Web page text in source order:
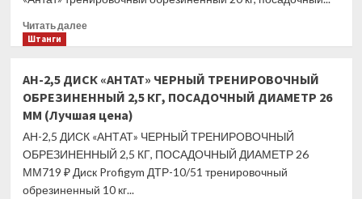
ПОСАДОЧНЫЙ
ММ
цена)
Читать далееПрочитать
ДИСК
«АНТАТ»
ТРЕНИРОВОЧНЫЙ
ОБРЕЗИНЕННЫЙ
КГ,
ПОСАДОЧНЫЙ
ДИАМЕТР
Штанги
АН-2,5 ДИСК «АНТАТ» ЧЕРНЫЙ ТРЕНИРОВОЧНЫЙ
ОБРЕЗИНЕННЫЙ 2,5 КГ, ПОСАДОЧНЫЙ ДИАМЕТР 26
ММ (Лучшая цена)
АН-2,5 ДИСК «АНТАТ» ЧЕРНЫЙ ТРЕНИРОВОЧНЫЙ
ОБРЕЗИНЕННЫЙ 2,5 КГ, ПОСАДОЧНЫЙ ДИАМЕТР 26
ММ719 ₽ Диск Profigym ДТР-10/51 тренировочный
обрезиненный 10 кг...